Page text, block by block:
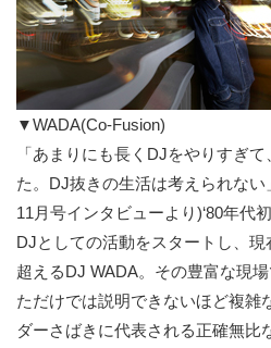
▼WADA(Co-Fusion)
「あまりにも長くDJをやりすぎ
た。DJ抜きの生活は考えられない
11月号インタビューより)‘80年代
DJとしての活動をスタートし、
超えるDJ WADA。その豊富な現
ただけでは説明できないほど複雑
ダーさばきに代表される正確無比